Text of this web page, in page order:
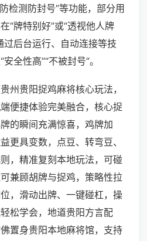
检测防封号”等功能，部分用
“牌特别好”或“透视他人牌
过后台运行、自动连接等技
全性高”“不被封号”。
州贵阳捉鸡麻将核心玩法，
便捷体验完美融合，核心捉
的瞬间充满惊喜，鸡牌加
更具变数，点豆、转弯豆、
，精准复刻本地玩法，可碰
兼顾胡牌与捉鸡，策略性拉
，滑动出牌、一键碰杠，操
松学会，地道贵阳方言配
置身贵阳本地麻将馆，支持